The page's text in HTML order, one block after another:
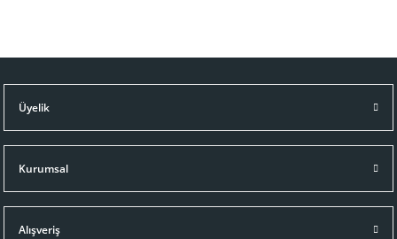
Üyelik
Kurumsal
Alışveriş